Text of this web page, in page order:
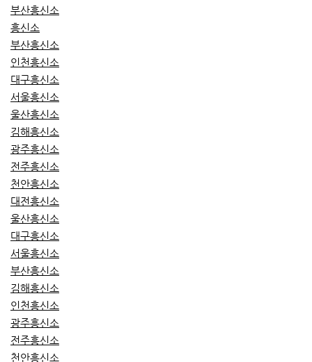
부산흥신소
흥신소
부산흥신소
인천흥신소
대구흥신소
서울흥신소
울산흥신소
김해흥신소
광주흥신소
전주흥신소
천안흥신소
대전흥신소
울산흥신소
대구흥신소
서울흥신소
부산흥신소
김해흥신소
인천흥신소
광주흥신소
전주흥신소
천안흥신소